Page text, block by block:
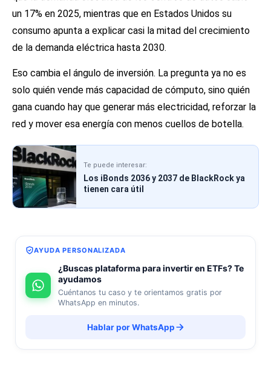
un 17% en 2025, mientras que en Estados Unidos su
consumo apunta a explicar casi la mitad del crecimiento
de la demanda eléctrica hasta 2030.
Eso cambia el ángulo de inversión. La pregunta ya no es
solo quién vende más capacidad de cómputo, sino quién
gana cuando hay que generar más electricidad, reforzar la
red y mover esa energía con menos cuellos de botella.
Te puede interesar:
Los iBonds 2036 y 2037 de BlackRock ya
tienen cara útil
AYUDA PERSONALIZADA
¿Buscas plataforma para invertir en ETFs? Te
ayudamos
Cuéntanos tu caso y te orientamos gratis por
WhatsApp en minutos.
Hablar por WhatsApp